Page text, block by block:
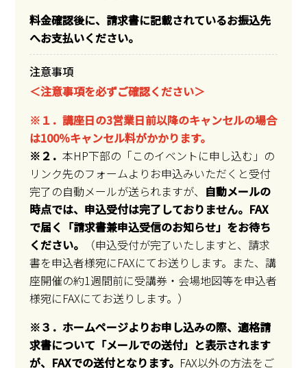
料金確認後に、請求書に記載されているお振込先
へお支払いください。
注意事項
＜注意事項を必ずご確認ください＞
※１．講座日の3営業日前以降のキャンセルの場合
は100％キャンセル料がかかります。
※２． 本HP下部の「このイベントに申し込む」の
リンク先のフォームよりお申込みいただくと受付
完了の自動メールが送られますが、 自動メールの
時点では、申込受付は完了しておりません。FAX
で届く「請求書兼申込受信のお知らせ」をお待ち
ください。
（申込受付が完了いたしますと、請求
書を申込者様宛にFAXにてお送りします。また、講
座開催の約1週間前に受講券・会場地図等を申込者
様宛にFAXにてお送りします。）
※３．ホームページよりお申し込みの際、適格請
求書について「メールでの送付」と表示されます
が、FAXでの送付となります。 FAX以外の方法をご